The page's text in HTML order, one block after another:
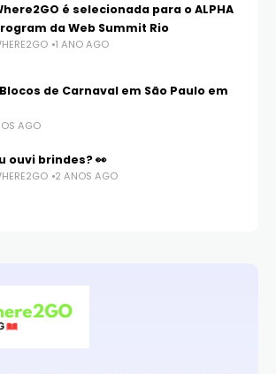
é selecionada para o ALPHA
da Web Summit Rio
1 ANO AGO
de Carnaval em São Paulo em
AGO
ouvi brindes? 👀
2 ANOS AGO